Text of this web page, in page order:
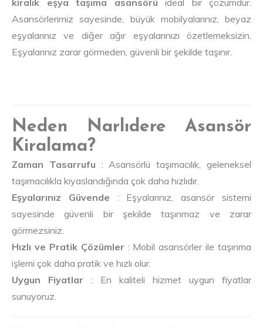
Asansörlerimiz sayesinde, büyük mobilyalarınız, beyaz
eşyalarınız ve diğer ağır eşyalarınızı özetlemeksizin.
Eşyalarınız zarar görmeden, güvenli bir şekilde taşınır.
Neden Narlıdere Asansör
Kiralama?
Zaman Tasarrufu : Asansörlü taşımacılık, geleneksel
taşımacılıkla kıyaslandığında çok daha hızlıdır.
Eşyalarınız Güvende : Eşyalarınız, asansör sistemi
sayesinde güvenli bir şekilde taşınmaz ve zarar
görmezsiniz.
Hızlı ve Pratik Çözümler : Mobil asansörler ile taşınma
işlemi çok daha pratik ve hızlı olur.
Uygun Fiyatlar : En kaliteli hizmet uygun fiyatlar
sunuyoruz.